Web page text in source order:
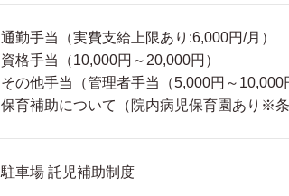
通勤手当（実費支給上限あり:6,000円/月）
資格手当（10,000円～20,000円）
その他手当（管理者手当（5,000円～10,000
保育補助について（院内病児保育園あり※条
駐車場 託児補助制度